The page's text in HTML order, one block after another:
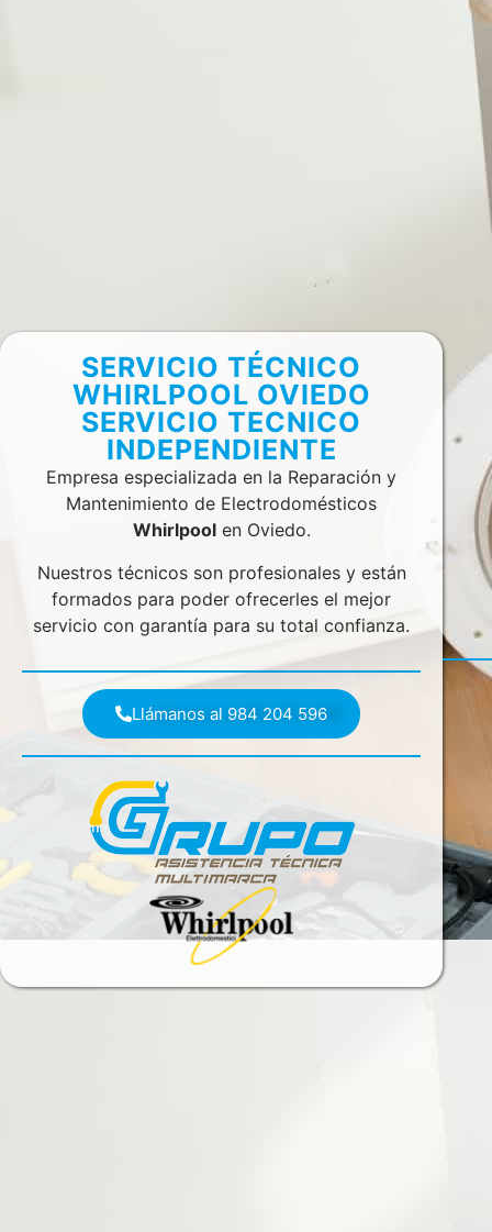
SERVICIO TÉCNICO
WHIRLPOOL OVIEDO
SERVICIO TECNICO
INDEPENDIENTE
Empresa especializada en la Reparación y
Mantenimiento de Electrodomésticos
Whirlpoolen Oviedo.
Nuestros técnicos son profesionales y están
formados para poder ofrecerles el mejor
servicio con garantía para su total confianza.
Llámanos al 984 204 596